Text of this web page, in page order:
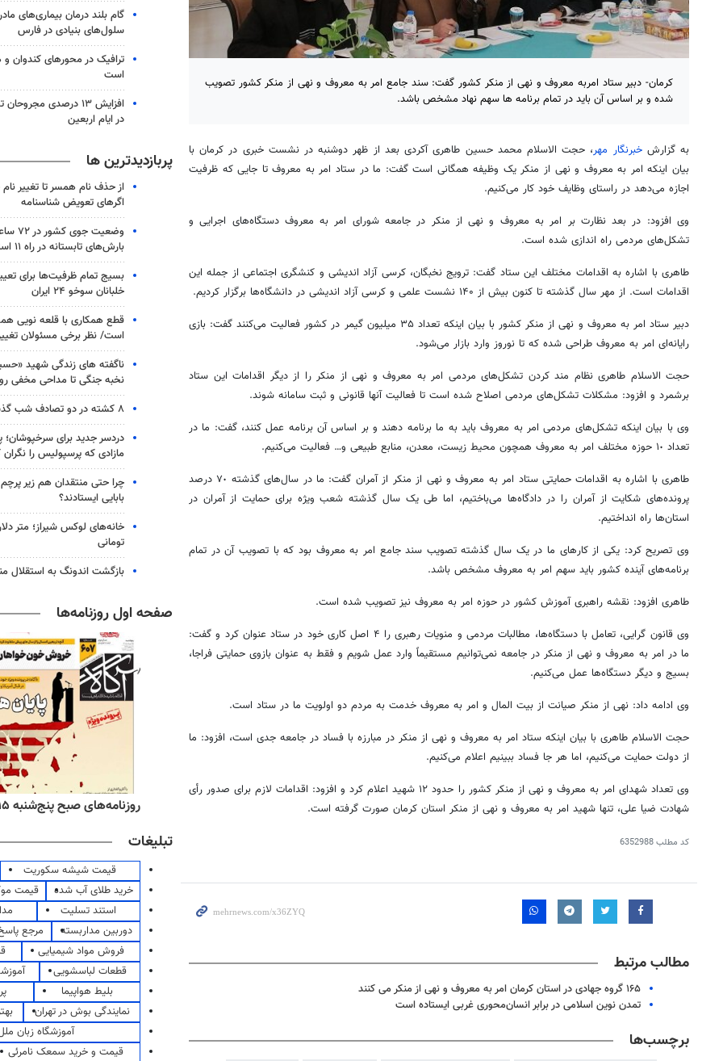
کرمان- دبیر ستاد امربه معروف و نهی از منکر کشور گفت: سند جامع امر به معروف و نهی از منکر کشور تصویب
شده و بر اساس آن باید در تمام برنامه ها سهم نهاد مشخص باشد.
به گزارشخبرنگار مهر، حجت الاسلام محمد حسین طاهریآکردیبعد از ظهر دوشنبه در نشست خبری در کرمان با
بیان اینکه امر به معروف و نهی از منکر یک وظیفه همگانی است گفت: ما در ستاد امر به معروف تا جایی که ظرفیت
اجازه می‌دهد در راستای وظایف خود کار می‌کنیم.
وی افزود: در بعد نظارت بر امر به معروف و نهی از منکر در جامعه شورای امر به معروف دستگاه‌های اجرایی و
تشکل‌های مردمی راه اندازی شده است.
طاهری با اشاره به اقدامات مختلف این ستاد گفت: ترویج نخبگان، کرسی آزاد اندیشی و کنشگری اجتماعی از جمله این
اقدامات است. از مهر سال گذشته تا کنون بیش از ۱۴۰ نشست علمی و کرسی آزاد اندیشی در دانشگاه‌ها برگزار کردیم.
دبیر ستاد امر به معروف و نهی از منکر کشور با بیان اینکه تعداد ۳۵ میلیون
گیمر در کشور فعالیت می‌کنند گفت: بازی
رایانه‌ای امر به معروف طراحی شده که تا نوروز وارد بازار می‌شود.
حجت الاسلام طاهری نظام مند کردن تشکل‌های مردمی امر به معروف و نهی از منکر را از دیگر اقدامات این ستاد
برشمرد و افزود: مشکلات تشکل‌های مردمی اصلاح شده است تا فعالیت آنها قانونی و ثبت سامانه شوند.
وی با بیان اینکه تشکل‌های مردمی امر به معروف باید به ما برنامه دهند و بر اساس آن برنامه عمل کنند، گفت: ما در
تعداد ١٠ حوزه مختلف امر به معروف همچون محیط زیست، معدن، منابع طبیعی و… فعالیت می‌کنیم.
طاهری با اشاره به اقدامات حمایتی ستاد امر به معروف و نهی از منکر از آمران گفت: ما در سال‌های گذشته ٧٠ درصد
پرونده‌های شکایت از آمران را در دادگاه‌ها می‌باختیم، اما طی یک سال گذشته شعب ویژه برای حمایت از آمران در
استان‌ها راه انداختیم.
وی تصریح کرد: یکی از کارهای ما در یک سال گذشته تصویب سند جامع امر به معروف بود که با تصویب آن در تمام
برنامه‌های آینده کشور باید سهم امر به معروف مشخص باشد.
طاهری افزود: نقشه راهبری آموزش کشور در حوزه امر به معروف نیز تصویب شده است.
وی قانون گرایی، تعامل با دستگاه‌ها، مطالبات مردمی و منویات رهبری را ۴ اصل کاری خود در ستاد عنوان کرد و گفت:
ما در امر به معروف و نهی از منکر در جامعه نمی‌توانیم مستقیماً وارد عمل شویم و فقط به عنوان بازوی حمایتی فراجا،
بسیج و دیگر دستگاه‌ها عمل می‌کنیم.
وی ادامه داد: نهی از منکر صیانت از بیت المال و امر به معروف خدمت به مردم دو اولویت ما در ستاد است.
حجت الاسلام طاهری با بیان اینکه ستاد امر به معروف و نهی از منکر در مبارزه با فساد در جامعه جدی است، افزود: ما
از دولت حمایت می‌کنیم، اما هر جا فساد ببینیم اعلام می‌کنیم.
وی تعداد شهدای امر به معروف و نهی از منکر کشور را حدود ۱۲ شهید اعلام کرد و افزود: اقدامات لازم برای صدور رأی
شهادت ضیا علی، تنها شهید امر به معروف و نهی از منکر استان کرمان صورت گرفته است.
کد مطلب6352988
مطالب مرتبط
۱۶۵ گروه جهادی در استان کرمان امر به معروف و نهی از منکر می کنند
تمدن نوین اسلامی در برابر انسان‌محوری غربی ایستاده است
برچسب‌ها
گام بلند درمان بیماری‌های
سلول‌های بنیادی در فارس
ترافیک در محورهای کندوان
است
افزایش ۱۳ درصدی
در ایام اربعین
پربازدیدترین ها
از حذف نام همسر تا تغییر نام
اگرهای تعویض شناسنامه
وضعیت
بارش‌های تابستانه در راه ۱۱ استان
بسیج تمام ظرفیت‌ها برای
خلبانان سوخو ۲۴ ایران
قطع همکاری با قلعه نویی
است/ نظر برخی مسئولان
ناگفته های زندگی شهید
نخبه جنگی تا مداحی مخفی
۸ کشته در دو تصادف شب گذشته
دردسر جدید برای سرخپوشان؛
مازادی که پرسپولیس را نگران
چرا حتی منتقدان هم زیر
بابایی ایستادند؟
خانه‌های لوکس شیراز؛ متر
تومانی
بازگشت اندونگ به استقلال
صفحه اول روزنامه‌ها
روزنامه‌های ورزشی پنج‌شنبه ۱۵ مرداد ۱۴۰۵ روزنامه‌های اقتصادی پنج‌شنبه ۱۵ مرداد ۱۴۰۵ روزنامه‌های صبح پنج‌شنبه ۱۵ مرداد ۱۴۰۵
تبلیغات
قیمت شیشه سکوریت
خرید طلای آب شده
قیمت
استند تسلیت
دوربین مداربسته
مرجع
فروش مواد شیمیایی
قطعات لباسشویی
بلیط هواپیما
نمایندگی بوش در تهران
آموزشگاه زبان
قیمت و خرید سمعک نامرئی